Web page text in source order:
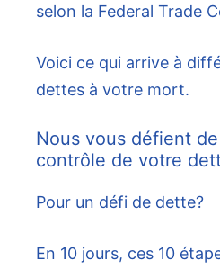
selon la Federal Trade
Voici ce qui arrive à
dettes à votre mort.
Nous vous défient
contrôle de votre
Pour un défi de dette?
En 10 jours, ces 10